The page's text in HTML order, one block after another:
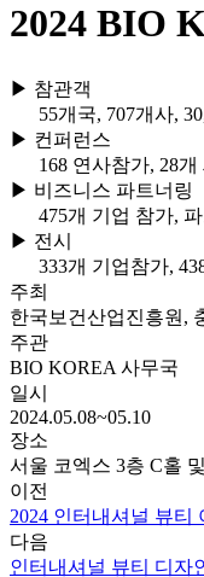
2024 BIO
▶ 참관객
55개국, 707개사,
▶ 컨퍼런스
168 연사참가, 28개
▶ 비즈니스 파트너링
475개 기업 참가, 파
▶ 전시
333개 기업참가,
주최
한국보건산업진흥원,
주관
BIO KOREA 사무국
일시
2024.05.08~05.10
장소
서울 코엑스 3층 C홀
이전
2024 인터내셔널 뷰티
다음
인터내셔널 뷰티 디자